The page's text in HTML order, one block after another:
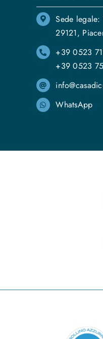
Sede
29121,
+39 0523
+39 0523
WhatsApp